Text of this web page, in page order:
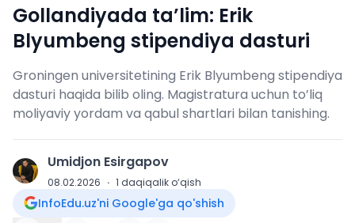
Gollandiyada ta’lim: Erik
Blyumbeng stipendiya dasturi
Groningen universitetining Erik Blyumbeng stipendiya
dasturi haqida bilib oling. Magistratura uchun to’liq
moliyaviy yordam va qabul shartlari bilan tanishing.
U Umidjon Esirgapov
08.02.2026 · 1 daqiqalik o‘qish
InfoEdu.uz'ni Google'ga qo'shish